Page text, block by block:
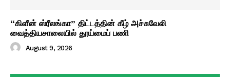
“கிளீன் ஸ்ரீலங்கா” திட்டத்தின் கீழ் அச்சுவேலி
வைத்தியசாலையில் தூய்மைப் பணி
August 9, 2026